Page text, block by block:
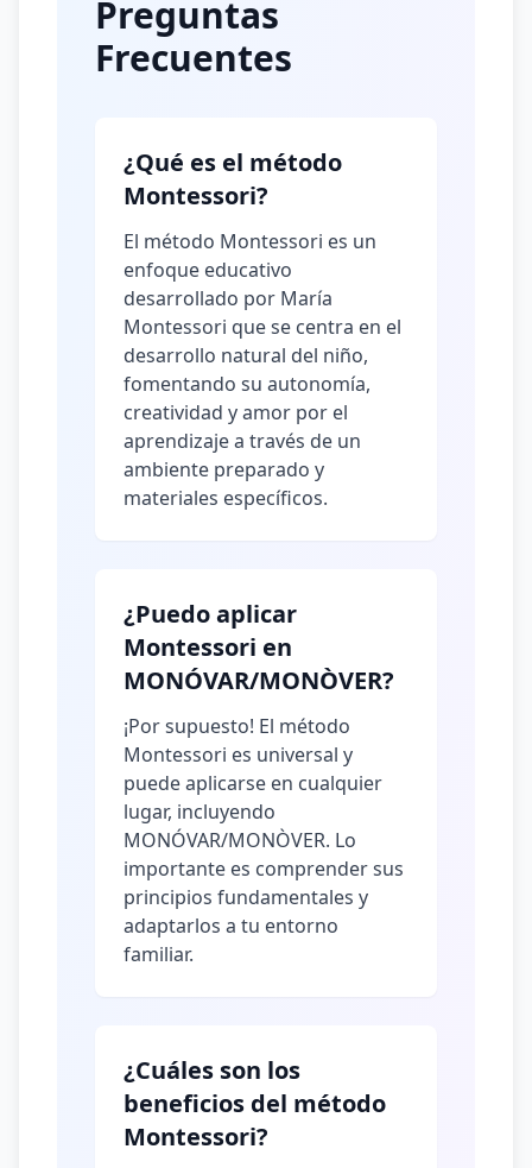
Preguntas
Frecuentes
¿Qué es el método
Montessori?
El método Montessori es un
enfoque educativo
desarrollado por María
Montessori que se centra en el
desarrollo natural del niño,
fomentando su autonomía,
creatividad y amor por el
aprendizaje a través de un
ambiente preparado y
materiales específicos.
¿Puedo aplicar
Montessori en
MONÓVAR/MONÒVER?
¡Por supuesto! El método
Montessori es universal y
puede aplicarse en cualquier
lugar, incluyendo
MONÓVAR/MONÒVER. Lo
importante es comprender sus
principios fundamentales y
adaptarlos a tu entorno
familiar.
¿Cuáles son los
beneficios del método
Montessori?